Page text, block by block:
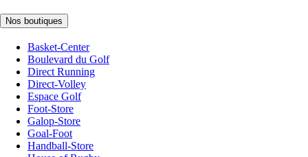
Nos boutiques
Basket-Center
Boulevard du Golf
Direct Running
Direct-Volley
Espace Golf
Foot-Store
Galop-Store
Goal-Foot
Handball-Store